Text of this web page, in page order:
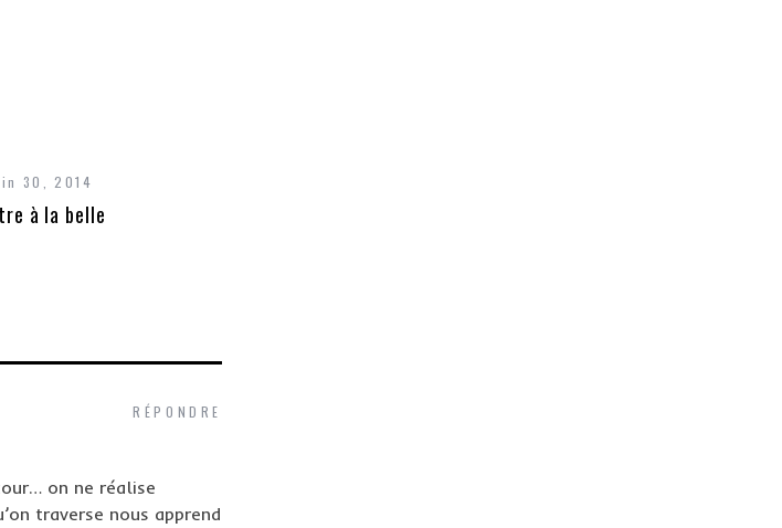
30, 2014
à la belle
RÉPONDRE
on ne réalise
traverse nous apprend